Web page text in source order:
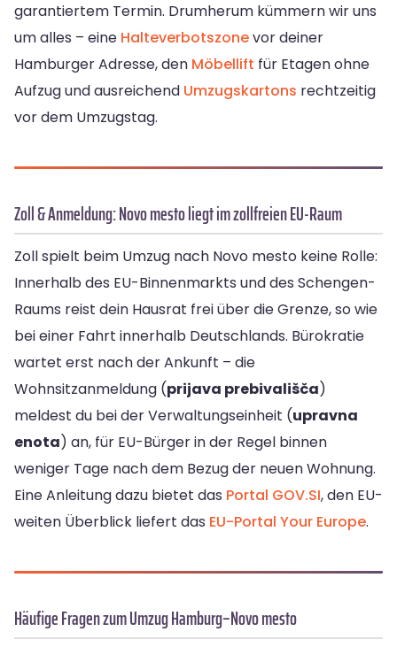
garantiertem Termin. Drumherum kümmern wir uns
um alles – eine Halteverbotszonevor deiner
Hamburger Adresse, den Möbellift für Etagen ohne
Aufzug und ausreichend Umzugskartons rechtzeitig
vor dem Umzugstag.
Zoll & Anmeldung: Novo mesto liegt im zollfreien EU-Raum
Zoll spielt beim Umzug nach Novo mesto keine Rolle:
Innerhalb des EU-Binnenmarkts und des Schengen-
Raums reist dein Hausrat frei über die Grenze, so wie
bei einer Fahrt innerhalb Deutschlands. Bürokratie
wartet erst nach der Ankunft – die
Wohnsitzanmeldung (prijava prebivališča)
meldest du bei der Verwaltungseinheit (upravna
enota) an, für EU-Bürger in der Regel binnen
weniger Tage nach dem Bezug der neuen Wohnung.
Eine Anleitung dazu bietet das Portal GOV.SI, den EU-
weiten Überblick liefert das EU-Portal Your Europe.
Häufige Fragen zum Umzug Hamburg–Novo mesto